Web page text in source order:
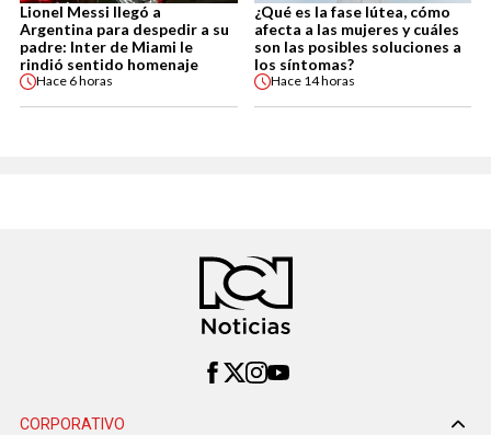
Lionel Messi llegó a
Argentina para despedir a su
padre: Inter de Miami le
rindió sentido homenaje
Hace 6 horas
¿Qué es la fase lútea, cómo
afecta a las mujeres y cuáles
son las posibles soluciones a
los síntomas?
Hace 14 horas
CORPORATIVO